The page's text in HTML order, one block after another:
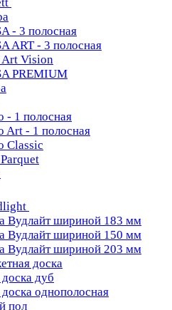
- 3 полосная
ART - 3 полосная
Art Vision
PREMIUM
- 1 полосная
Art - 1 полосная
Classiс
Вудлайт шириной 183 мм
Вудлайт шириной 150 мм
Вудлайт шириной 203 мм
доска
дуб
однополосная
пол